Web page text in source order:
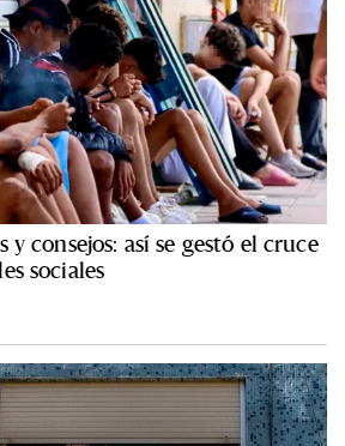
consejos: así se gestó el cruce
sociales